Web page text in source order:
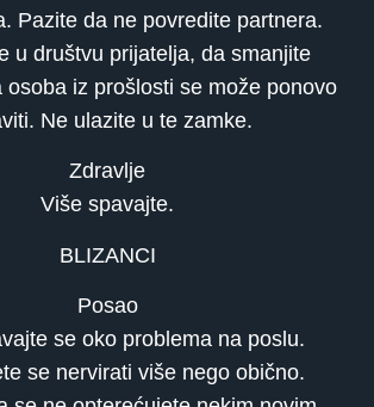
Pazite da ne povredite partnera.
u društvu prijatelja, da smanjite
osoba iz prošlosti se može ponovo
Ne ulazite u te zamke.
Zdravlje
Više spavajte.
BLIZANCI
Posao
se oko problema na poslu.
se nervirati više nego obično.